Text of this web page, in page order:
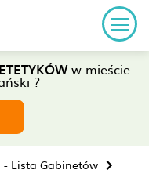
w mieście
?
Lista Gabinetów